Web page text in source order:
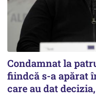
Condamnat la
fiindcă s-a apărat
care au dat